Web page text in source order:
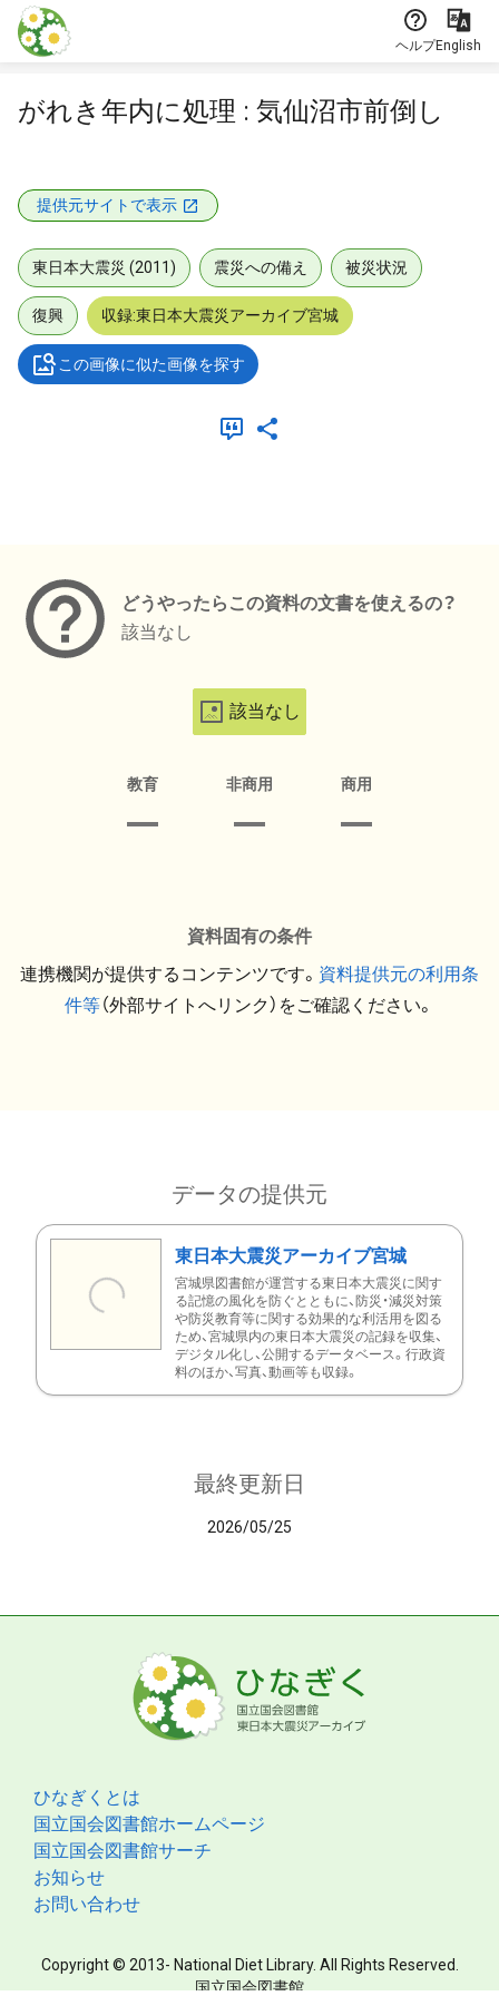
本文に飛ぶ
ヘルプEnglish
がれき年内に処理 : 気仙沼市前倒し
提供元サイトで表示
東日本大震災 (2011) 震災への備え 被災状況
復興 収録:東日本大震災アーカイブ宮城
この画像に似た画像を探す
どうやったらこの資料の文書を使えるの？
該当なし
該当なし
教育 非商用 商用
資料固有の条件
連携機関が提供するコンテンツです。 資料提供元の利用条
件等（外部サイトへリンク）をご確認ください。
データの提供元
東日本大震災アーカイブ宮城
宮城県図書館が運営する東日本大震災に関す
る記憶の風化を防ぐとともに、防災・減災対策
や防災教育等に関する効果的な利活用を図る
ため、宮城県内の東日本大震災の記録を収集、
デジタル化し、公開するデータベース。行政資
料のほか、写真、動画等も収録。
最終更新日
2026/05/25
ひなぎくとは
国立国会図書館ホームページ
国立国会図書館サーチ
お知らせ
お問い合わせ
Copyright © 2013- National Diet Library. All Rights Reserved.